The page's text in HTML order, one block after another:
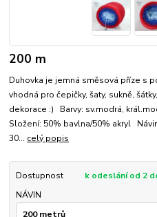
200 m
Duhovka je jemná směsová příze s
vhodná pro čepičky, šaty, sukně,
dekorace :) Barvy: sv.modrá,
Složení: 50% bavlna/50% akryl
30... celý popis
Dostupnost
k odeslání od 2
NÁVIN